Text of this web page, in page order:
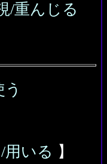
/重んじる
用いる 】